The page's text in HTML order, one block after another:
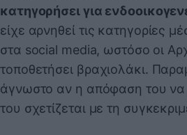
κατηγορήσει για
είχε αρνηθεί τις κατηγορίες
στα social media, ωστόσο οι
τοποθετήσει βραχιολάκι.
άγνωστο αν η απόφαση του να
του σχετίζεται με τη